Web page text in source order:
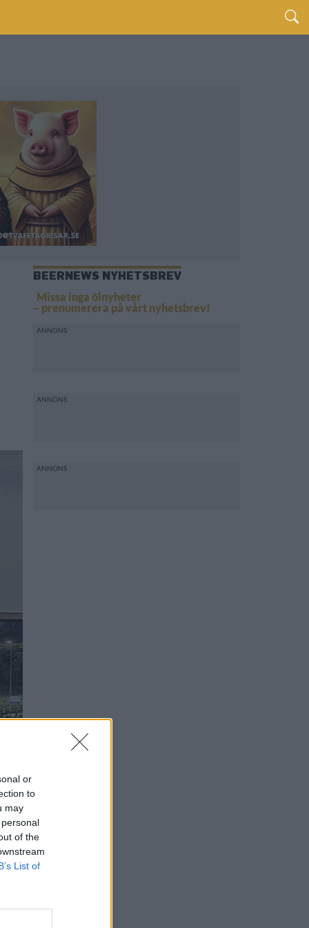
or
to
may
of the
List of
BEERNEWS NYHETSBREV
Missa inga ölnyheter
– prenumerera på vårt nyhetsbrev!